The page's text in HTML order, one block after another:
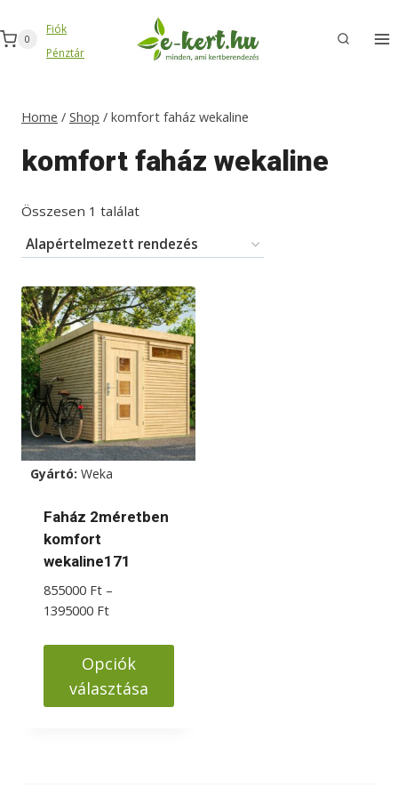
to
content
0
Fiók
Pénztár
Home / Shop / komfort faház wekaline
komfort faház wekaline
Összesen 1 találat
Gyártó: Weka
Faház 2méretben
komfort
wekaline171
855000 Ft –
1395000 FtÁrtartomány:
-
1395000 Ft
Opciók
választása